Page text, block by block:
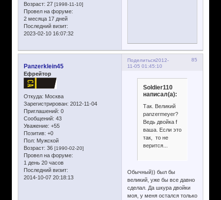
Возраст: 27 [1998-11-10]
Провел на форуме:
2 месяца 17 дней
Последний визит:
2023-02-10 16:07:32
Поделиться 85
2012-
11-05 01:45:10
Panzerklein45
Ефрейтор
Откуда: Москва
Зарегистрирован: 2012-11-04
Приглашений: 0
Сообщений: 43
Уважение: +55
Позитив: +0
Пол: Мужской
Возраст: 36 [1990-02-20]
Провел на форуме:
1 день 20 часов
Последний визит:
2014-10-07 20:18:13
Soldier110
написал(а):
Так. Великий
panzermeyer?
Ведь двойка f
ваша. Если это
так, то не
верится...
Обычный)) был бы
великий, уже бы все давно
сделал. Да шкура двойки
моя, у меня остался только